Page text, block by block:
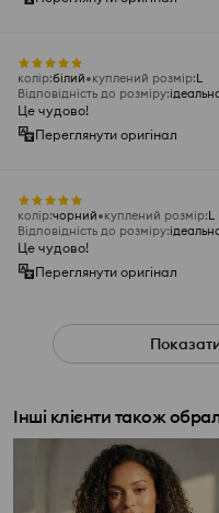
колір:білий куплений розмір:L
Відповідність до розміру:
Це чудово!
Переглянути оригінал
колір:чорний куплений розмір:L
Відповідність до розміру:
Це чудово!
Переглянути оригінал
Інші клієнти також